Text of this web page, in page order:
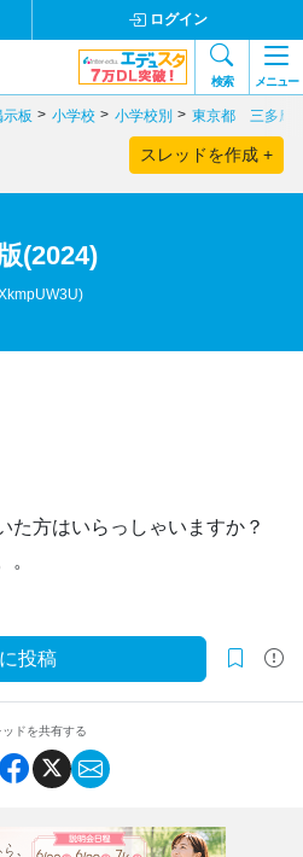
ログイン
検索 メニュー
板 小学校 小学校別 東京都 三多摩
スレッドを作成 +
(2024)
た方はいらっしゃいますか？
投稿
ッドを共有する